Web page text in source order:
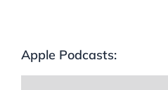
Apple Podcasts: